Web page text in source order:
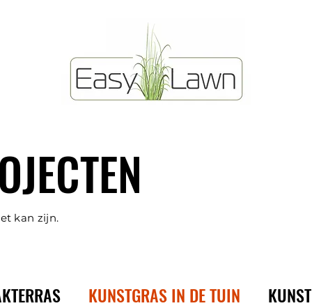
kan zijn.
KUNSTGRAS IN DE TUIN